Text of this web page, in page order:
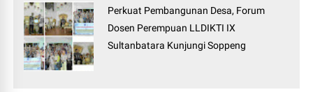
Perkuat Pembangunan Desa, Forum
Dosen Perempuan LLDIKTI IX
Sultanbatara Kunjungi Soppeng